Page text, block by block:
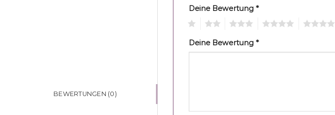
BEWERTUNGEN (0)
Deine Bewertung *
Deine Bewertung *